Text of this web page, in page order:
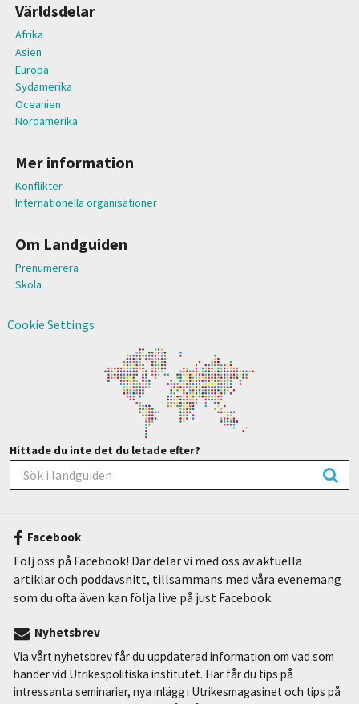
Världsdelar
Afrika
Asien
Europa
Sydamerika
Oceanien
Nordamerika
Mer information
Konflikter
Internationella organisationer
Om Landguiden
Prenumerera
Skola
Cookie Settings
Hittade du inte det du letade efter?
Facebook
Följ oss på Facebook! Där delar vi med oss av aktuella
artiklar och poddavsnitt, tillsammans med våra evenemang
som du ofta även kan följa live på just Facebook.
Nyhetsbrev
Via vårt nyhetsbrev får du uppdaterad information om vad som
händer vid Utrikespolitiska institutet. Här får du tips på
intressanta seminarier, nya inlägg i Utrikesmagasinet och tips på